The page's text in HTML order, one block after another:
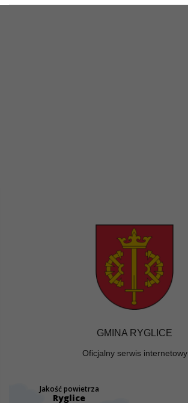
GMINA RYGLICE
Oficjalny serwis internetowy